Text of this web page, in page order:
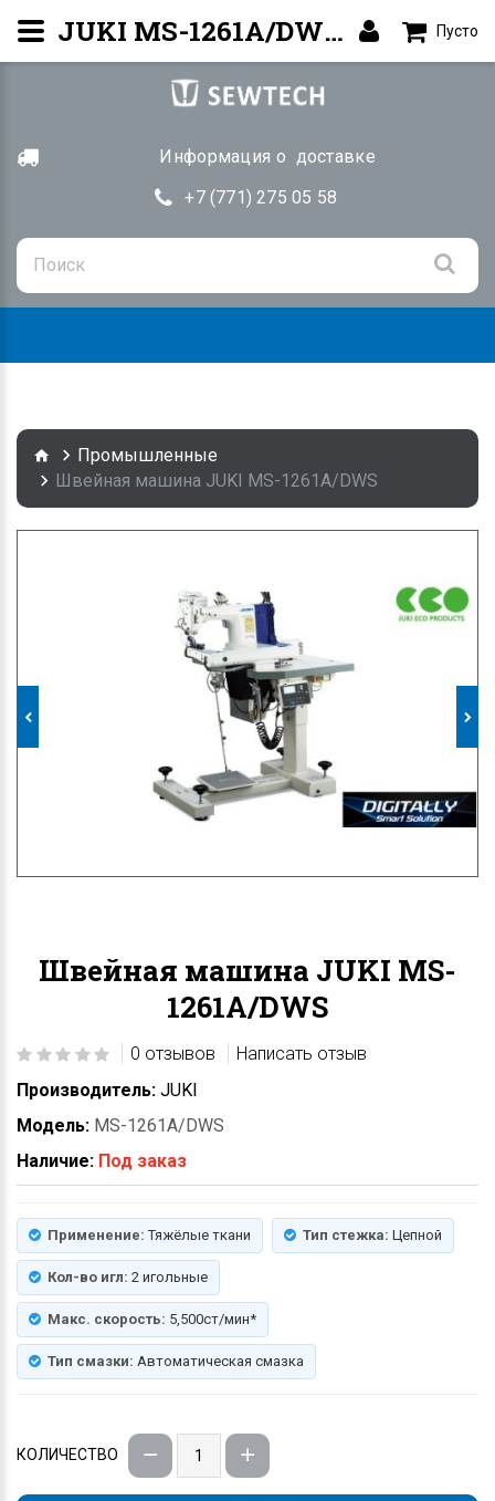
Информация о доставке
+7 (771) 275 05 58
Пусто
Промышленные
Швейная машина JUKI MS-1261A/DWS
Швейная машина JUKI MS-
1261A/DWS
0 отзывов
Написать отзыв
Производитель: JUKI
Модель: MS-1261A/DWS
Наличие: Под заказ
Применение: Тяжёлые ткани Тип стежка: Цепной
Кол-во игл: 2 игольные
Макс. скорость: 5,500ст/мин*
Тип смазки: Автоматическая смазка
КОЛИЧЕСТВО
JUKI MS-1261A/DWS — Цепной стежок | Купить Алматы